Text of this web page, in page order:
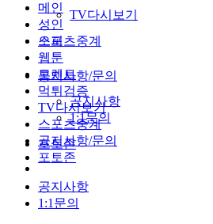
TV다시보기
스포츠중계
공지사항/문의
공지사항
1:1문의
포토존
메인
성인
오피
웹툰
토렌트
먹튀검증
TV다시보기
스포츠중계
공지사항/문의
포토존
공지사항
1:1문의